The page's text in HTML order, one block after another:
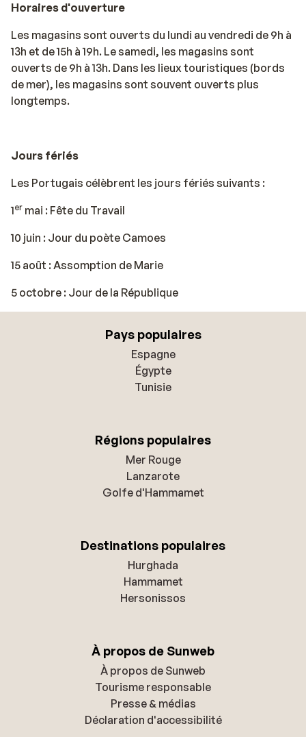
Horaires d'ouverture
Les magasins sont ouverts du lundi au vendredi de 9h à
13h et de 15h à 19h. Le samedi, les magasins sont
ouverts de 9h à 13h. Dans les lieux touristiques (bords
de mer), les magasins sont souvent ouverts plus
longtemps.
Jours fériés
Les Portugais célèbrent les jours fériés suivants :
1er mai : Fête du Travail
10 juin : Jour du poète Camoes
15 août : Assomption de Marie
5 octobre : Jour de la République
Pays populaires
Espagne
Égypte
Tunisie
Régions populaires
Mer Rouge
Lanzarote
Golfe d'Hammamet
Destinations populaires
Hurghada
Hammamet
Hersonissos
À propos de Sunweb
À propos de Sunweb
Tourisme responsable
Presse & médias
Déclaration d'accessibilité